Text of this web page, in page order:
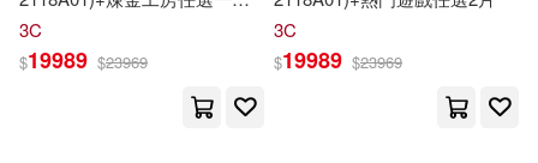
Aethon A. a.(1) Alberto(1)
Linfair Records Limited(2)
SONY MUSIC(2)
(可複選)
+任選一片遊戲
3C
$19989 $23969
3C
$19989 $23969